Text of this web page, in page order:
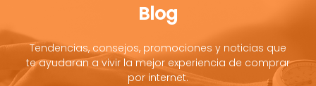
Blog
Tendencias, consejos, promociones y noticias que
te ayudaran a vivir la mejor experiencia de comprar
por internet.